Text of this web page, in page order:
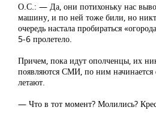
О.С.: — Да, они потихоньку нас
машину, и по ней тоже били, но
очередь настала пробираться
5-6 пролетело.
Причем, пока идут ополченцы, их
появляются СМИ, по ним
летают.
— Что в тот момент? Молились?